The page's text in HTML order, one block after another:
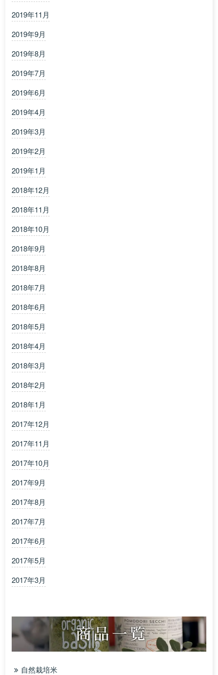
2019年11月
2019年9月
2019年8月
2019年7月
2019年6月
2019年4月
2019年3月
2019年2月
2019年1月
2018年12月
2018年11月
2018年10月
2018年9月
2018年8月
2018年7月
2018年6月
2018年5月
2018年4月
2018年3月
2018年2月
2018年1月
2017年12月
2017年11月
2017年10月
2017年9月
2017年8月
2017年7月
2017年6月
2017年5月
2017年3月
自然栽培米